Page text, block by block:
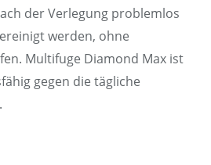
der Verlegung problemlos
werden, ohne
Multifuge Diamond Max ist
gegen die tägliche